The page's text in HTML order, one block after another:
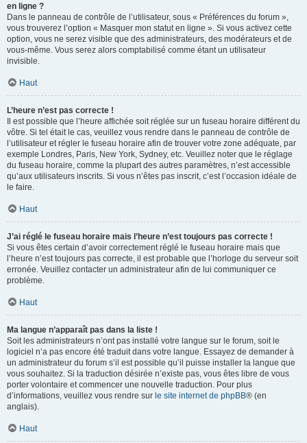
en ligne ?
Dans le panneau de contrôle de l’utilisateur, sous « Préférences du forum »,
vous trouverez l’option « Masquer mon statut en ligne ». Si vous activez cette
option, vous ne serez visible que des administrateurs, des modérateurs et de
vous-même. Vous serez alors comptabilisé comme étant un utilisateur
invisible.
Haut
L’heure n’est pas correcte !
Il est possible que l’heure affichée soit réglée sur un fuseau horaire différent du
vôtre. Si tel était le cas, veuillez vous rendre dans le panneau de contrôle de
l’utilisateur et régler le fuseau horaire afin de trouver votre zone adéquate, par
exemple Londres, Paris, New York, Sydney, etc. Veuillez noter que le réglage
du fuseau horaire, comme la plupart des autres paramètres, n’est accessible
qu’aux utilisateurs inscrits. Si vous n’êtes pas inscrit, c’est l’occasion idéale de
le faire.
Haut
J’ai réglé le fuseau horaire mais l’heure n’est toujours pas correcte !
Si vous êtes certain d’avoir correctement réglé le fuseau horaire mais que
l’heure n’est toujours pas correcte, il est probable que l’horloge du serveur soit
erronée. Veuillez contacter un administrateur afin de lui communiquer ce
problème.
Haut
Ma langue n’apparaît pas dans la liste !
Soit les administrateurs n’ont pas installé votre langue sur le forum, soit le
logiciel n’a pas encore été traduit dans votre langue. Essayez de demander à
un administrateur du forum s’il est possible qu’il puisse installer la langue que
vous souhaitez. Si la traduction désirée n’existe pas, vous êtes libre de vous
porter volontaire et commencer une nouvelle traduction. Pour plus
d’informations, veuillez vous rendre sur le site internet de phpBB® (en
anglais).
Haut